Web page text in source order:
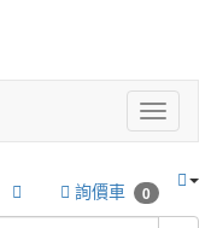
詢價車 0